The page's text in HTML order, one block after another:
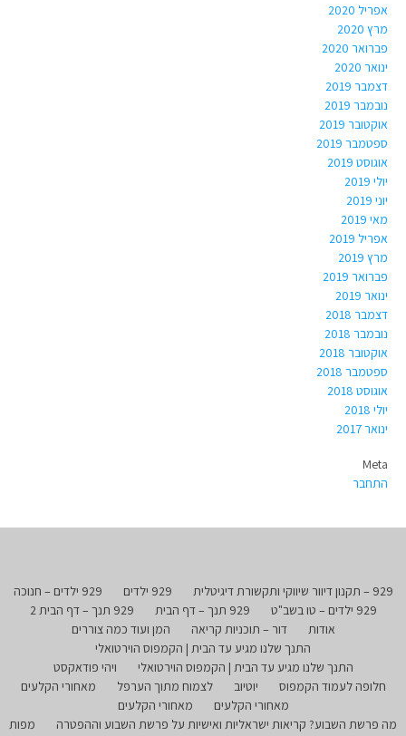
אפריל 2020
מרץ 2020
פברואר 2020
ינואר 2020
דצמבר 2019
נובמבר 2019
אוקטובר 2019
ספטמבר 2019
אוגוסט 2019
יולי 2019
יוני 2019
מאי 2019
אפריל 2019
מרץ 2019
פברואר 2019
ינואר 2019
דצמבר 2018
נובמבר 2018
אוקטובר 2018
ספטמבר 2018
אוגוסט 2018
יולי 2018
ינואר 2017
Meta
התחבר
929 – תקנון דיוור שיווקי ותקשורת דיגיטלית 929 ילדים
929 ילדים – חנוכה
929 ילדים – טו בשב"ט
929 תנך – דף הבית
929 תנך – דף הבית 2
אודות
דור – תוכניות קריאה
המן ועוד כמה צוררים
התנך שלנו מגיע עד הבית | הקמפוס הוירטואלי
התנך שלנו מגיע עד הבית | הקמפוס הוירטואלי
ויהי פודאקסט
חלופה לעמוד הקמפוס
יוטיוב לצמוח מתוך הערפל
מאחורי הקלעים
מאחורי הקלעים
מאחורי הקלעים
מה פרשת השבוע? קריאות ישראליות ואישיות על פרשת השבוע וההפטרה
מפות